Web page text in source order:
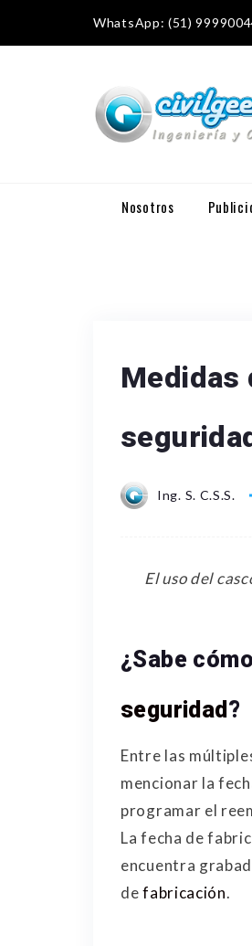
WhatsApp: (51)
Nosotros
Medidas
Ing. S. C.S.S.
El uso del
¿Sabe
seguridad ?
Entre las
mencionar la
programar el
La fecha de
encuentra
defabricación.